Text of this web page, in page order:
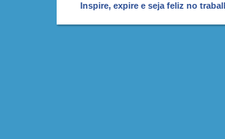
Inspire, expire e seja feliz no